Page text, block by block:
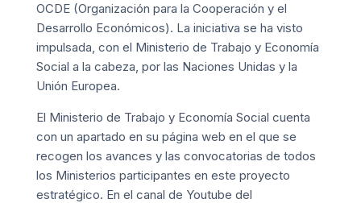
OCDE (Organización para la Cooperación y el
Desarrollo Económicos). La iniciativa se ha visto
impulsada, con el Ministerio de Trabajo y Economía
Social a la cabeza, por las Naciones Unidas y la
Unión Europea.
El Ministerio de Trabajo y Economía Social cuenta
con un apartado en su página web en el que se
recogen los avances y las convocatorias de todos
los Ministerios participantes en este proyecto
estratégico. En el canal de Youtube del